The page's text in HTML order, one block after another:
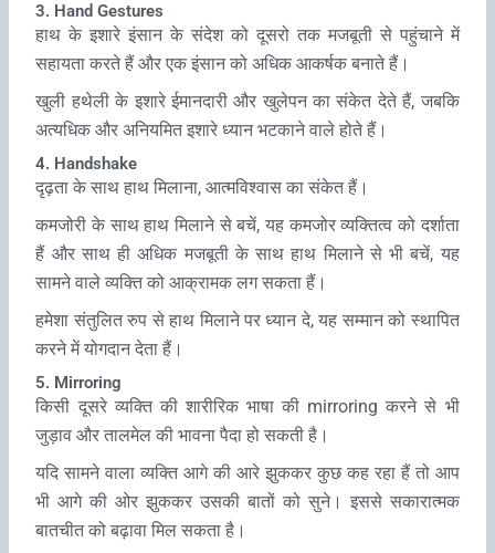
3. Hand Gestures
हाथ के इशारे इंसान के संदेश को दूसरो तक मजबूती से पहुंचाने में
सहायता करते हैं और एक इंसान को अधिक आकर्षक बनाते हैं।
खुली हथेली के इशारे ईमानदारी और खुलेपन का संकेत देते हैं, जबकि
अत्‍यधिक और अनियमित इशारे ध्‍यान भटकाने वाले होते हैं।
4. Handshake
दृढ़ता के साथ हाथ मिलाना, आत्‍मविश्‍वास का संकेत हैं।
कमजोरी के साथ हाथ मिलाने से बचें, यह कमजोर व्‍यक्तित्‍व को दर्शाता
हैं और साथ ही अधिक मजबूती के साथ हाथ मिलाने से भी बचें, यह
सामने वाले व्‍यक्ति को आक्रामक लग सकता हैं।
हमेशा संतुलित रुप से हाथ मिलाने पर ध्‍यान दे, यह सम्‍मान को स्‍थापित
करने में योगदान देता हैं।
5. Mirroring
किसी दूसरे व्‍यक्ति की शारीरिक भाषा की mirroring करने से भी
जुड़ाव और तालमेल की भावना पैदा हो सकती है।
यदि सामने वाला व्‍यक्ति आगे की आरे झुककर कुछ कह रहा हैं तो आप
भी आगे की ओर झुककर उसकी बातों को सुने। इससे सकारात्मक
बातचीत को बढ़ावा मिल सकता है।